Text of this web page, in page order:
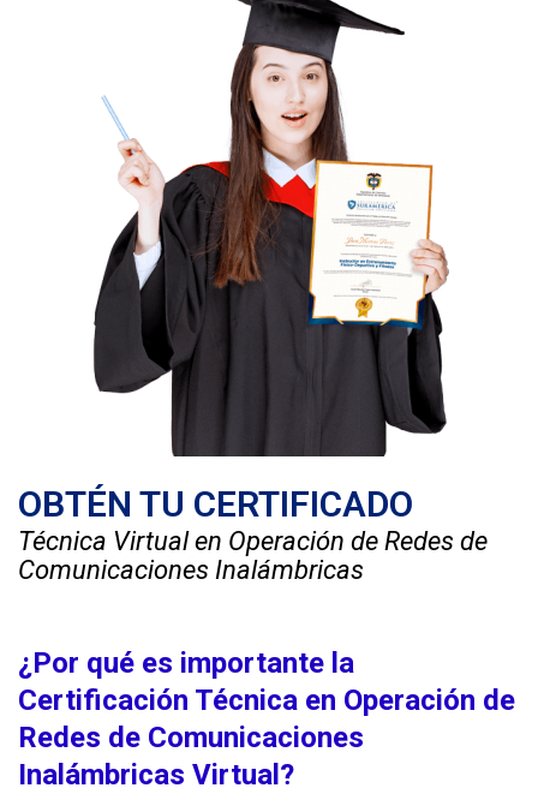
OBTÉN TU CERTIFICADO
Técnica Virtual en Operación de Redes de
Comunicaciones Inalámbricas
¿Por qué es importante la
Certificación Técnica en Operación de
Redes de Comunicaciones
Inalámbricas Virtual?